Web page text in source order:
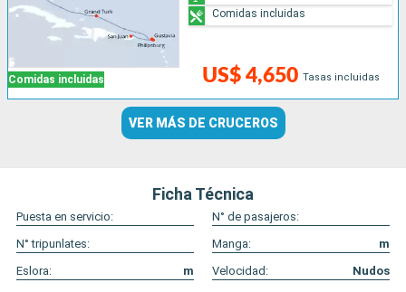
Comidas incluidas US$ 4,650 Tasas incluidas
Comidas incluidas
VER MÁS DE CRUCEROS
Ficha Técnica
Puesta en servicio:
N° de pasajeros:
N° tripunlates:
Manga:
m
Eslora:
m Velocidad: Nudos